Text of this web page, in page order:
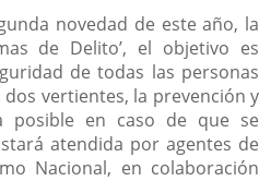
novedad de este año, la
de Delito’, el objetivo es
de todas las personas
vertientes, la prevención y
posible en caso de que se
atendida por agentes de
Nacional, en colaboración